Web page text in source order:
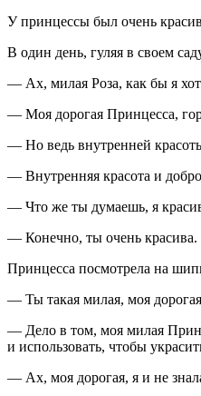
У принцессы был очень
В один день, гуляя в своем
— Ах, милая Роза, как бы я
— Моя дорогая Принцесса,
— Но ведь внутренней
— Внутренняя красота и
— Что же ты думаешь, я
— Конечно, ты очень
Принцесса посмотрела на
— Ты такая милая, моя
— Дело в том, моя милая
и использовать, чтобы
— Ах, моя дорогая, я и не